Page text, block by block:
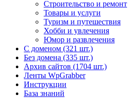
Строительство и ремонт
Товары и услуги
Туризм и путешествия
Хобби и увлечения
Юмор и развлечения
С доменом (321 шт.)
Без домена (335 шт.)
Архив сайтов (1704 шт.)
Ленты WpGrabber
Инструкции
База знаний